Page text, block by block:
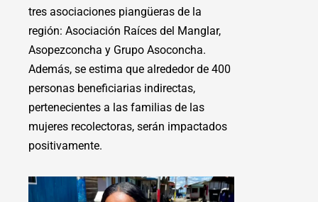
tres asociaciones piangüeras de la
región: Asociación Raíces del Manglar,
Asopezconcha y Grupo Asoconcha.
Además, se estima que alrededor de 400
personas beneficiarias indirectas,
pertenecientes a las familias de las
mujeres recolectoras, serán impactados
positivamente.